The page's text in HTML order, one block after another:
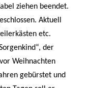
ziehen beendet.
Aktuell
etc.
der
Weihnachten
gebürstet und